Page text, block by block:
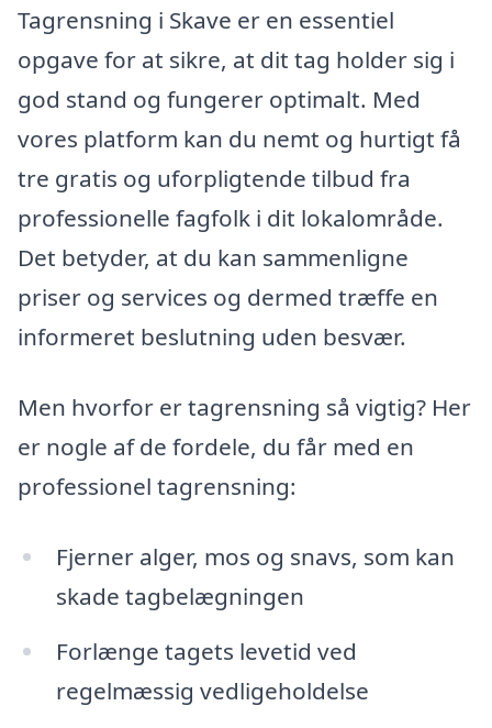
Tagrensning i Skave er en essentiel
opgave for at sikre, at dit tag holder sig i
god stand og fungerer optimalt. Med
vores platform kan du nemt og hurtigt få
tre gratis og uforpligtende tilbud fra
professionelle fagfolk i dit lokalområde.
Det betyder, at du kan sammenligne
priser og services og dermed træffe en
informeret beslutning uden besvær.
Men hvorfor er tagrensning så vigtig? Her
er nogle af de fordele, du får med en
professionel tagrensning:
Fjerner alger, mos og snavs, som kan
skade tagbelægningen
Forlænge tagets levetid ved
regelmæssig vedligeholdelse